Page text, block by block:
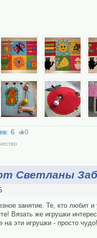
6 0
Светланы
занятие. Те, кто любит
Вязать же игрушки
на эти игрушки - просто